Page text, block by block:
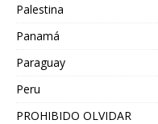
Palestina
Panamá
Paraguay
Peru
PROHIBIDO OLVIDAR